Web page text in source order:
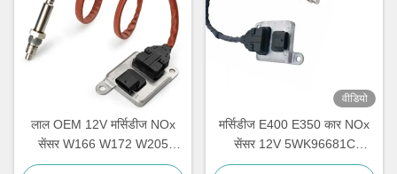
लाल OEM 12V मर्सिडीज NOx
सेंसर W166 W172 W205
W221 W212 C300 ML350
वीडियो
मर्सिडीज E400 E350 कार NOx
सेंसर 12V 5WK96681C
A0009053403